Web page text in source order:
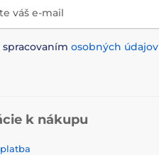
váš e-mail
spracovaním osobných údajov
k nákupu